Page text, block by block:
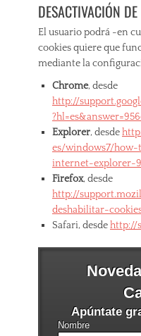
DESACTIVACIÓN
El usuario podrá -en
cookies quiere que
mediante la
Chrome, desde
http://
Explorer, desde
es/windows7/
internet-explorer-9
Firefox, desde
http://
deshabilitar-
Safari, desdehttp://
Apúntate
Nombre